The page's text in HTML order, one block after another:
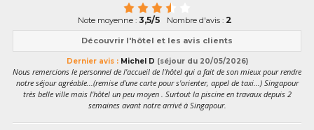
Note moyenne :3,5/5 Nombre d'avis : 2
Découvrir l'hôtel et les avis clients
Dernier avis :Michel D (séjour du 20/05/2026)
Nous remercions le personnel de l'accueil de l'hôtel qui a fait de son mieux pour rendre
notre séjour agréable...(remise d'une carte pour s'orienter, appel de taxi...) Singapour
très belle ville mais l'hôtel un peu moyen . Surtout la piscine en travaux depuis 2
semaines avant notre arrivé à Singapour.